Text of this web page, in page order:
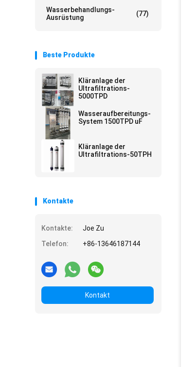
Wasserbehandlungs-
Ausrüstung
(77)
Beste Produkte
Kläranlage der
Ultrafiltrations-
5000TPD
Wasseraufbereitungs-
System 1500TPD uF
Kläranlage der
Ultrafiltrations-50TPH
Kontakte
Kontakte:
Joe Zu
Telefon:
+86-13646187144
Kontakt